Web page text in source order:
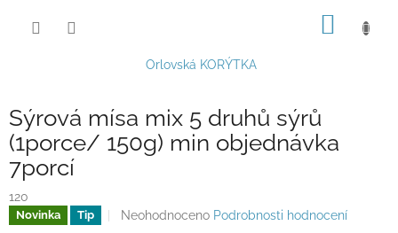
Orlovská KORÝTKA
Sýrová mísa mix 5 druhů sýrů
(1porce/ 150g) min objednávka
7porcí
120
Novinka Tip
Průměrné
Neohodnoceno Podrobnosti hodnocení